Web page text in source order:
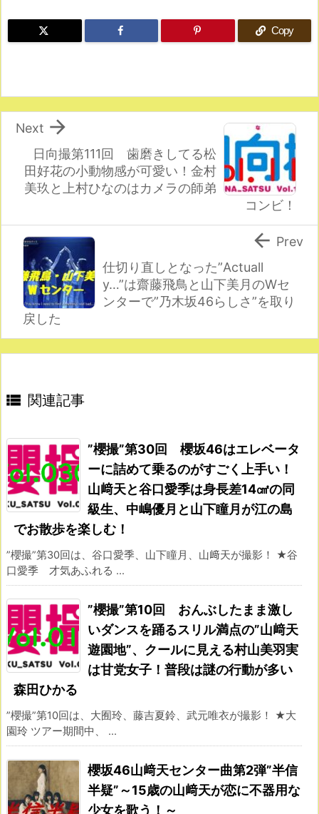
Copy
日向撮第111回 歯磨きしてる松
田好花の小動物感が可愛い！金村
美玖と上村ひなのはカメラの師弟
コンビ！

Next
仕切り直しとなった”Actuall
y…”は齋藤飛鳥と山下美月のWセ
ンターで”乃木坂46らしさ”を取り
戻した
 Prev
 関連記事
”櫻撮”第30回 櫻坂46はエレベータ
ーに詰めて乗るのがすごく上手い！
山﨑天と谷口愛季は身長差14㎠の同
級生、中嶋優月と山下瞳月が江の島
でお散歩を楽しむ！
”櫻撮”第30回は、谷口愛季、山下瞳月、山﨑天が撮影！ ★谷
口愛季 才気あふれる ...
”櫻撮”第10回 おんぶしたまま激し
いダンスを踊るスリル満点の”山﨑天
遊園地”、クールに見える村山美羽実
は甘党女子！普段は謎の行動が多い
森田ひかる
”櫻撮”第10回は、大囿玲、藤吉夏鈴、武元唯衣が撮影！ ★大
園玲 ツアー期間中、 ...
櫻坂46山﨑天センター曲第2弾”半信
半疑”～15歳の山﨑天が恋に不器用な
少女を歌う！～